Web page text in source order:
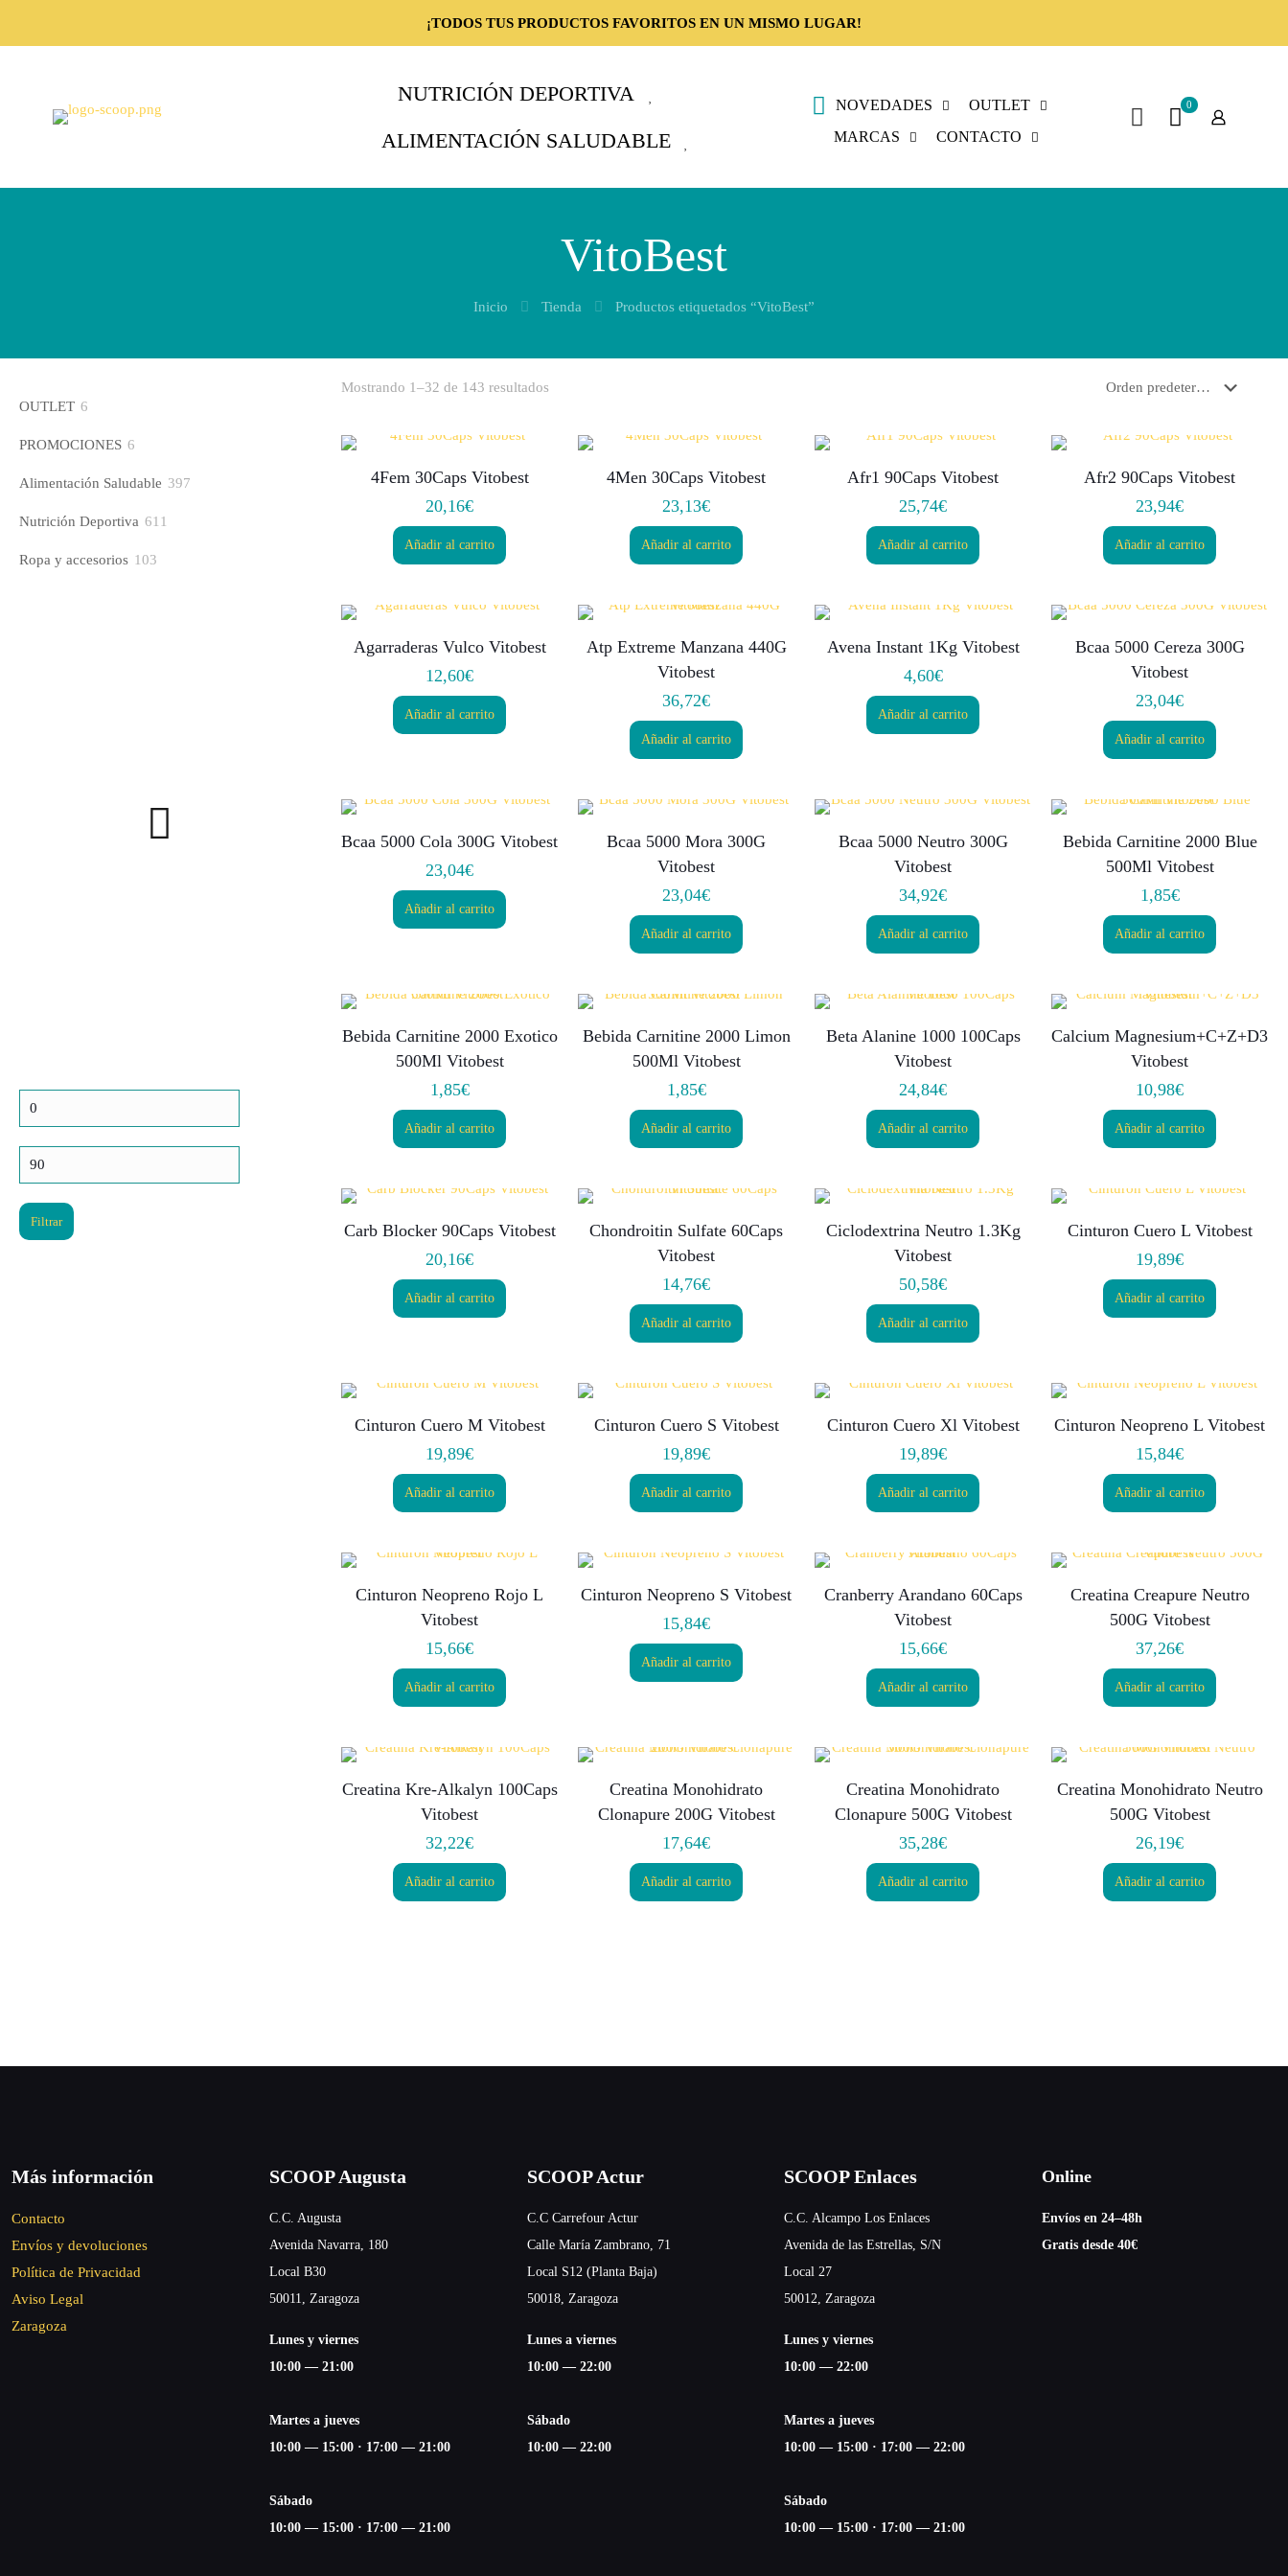
¡TODOS TUS PRODUCTOS FAVORITOS EN UN MISMO LUGAR!
NUTRICIÓN DEPORTIVA
ALIMENTACIÓN SALUDABLE
NOVEDADES
OUTLET
MARCAS
CONTACTO
0
VitoBest
Inicio Tienda Productos etiquetados “VitoBest”
Mostrando 1–32 de 143 resultados
4Fem 30Caps Vitobest
20,16€
Añadir al carrito
4Men 30Caps Vitobest
23,13€
Añadir al carrito
Afr1 90Caps Vitobest
25,74€
Añadir al carrito
Afr2 90Caps Vitobest
23,94€
Añadir al carrito
Agarraderas Vulco Vitobest
12,60€
Añadir al carrito
Atp Extreme Manzana 440G
Vitobest
36,72€
Añadir al carrito
Avena Instant 1Kg Vitobest
4,60€
Añadir al carrito
Bcaa 5000 Cereza 300G
Vitobest
23,04€
Añadir al carrito
Bcaa 5000 Cola 300G Vitobest
23,04€
Añadir al carrito
Bcaa 5000 Mora 300G
Vitobest
23,04€
Añadir al carrito
Bcaa 5000 Neutro 300G
Vitobest
34,92€
Añadir al carrito
Bebida Carnitine 2000 Blue
500Ml Vitobest
1,85€
Añadir al carrito
Bebida Carnitine 2000 Exotico
500Ml Vitobest
1,85€
Añadir al carrito
Bebida Carnitine 2000 Limon
500Ml Vitobest
1,85€
Añadir al carrito
Beta Alanine 1000 100Caps
Vitobest
24,84€
Añadir al carrito
Calcium Magnesium+C+Z+D3
Vitobest
10,98€
Añadir al carrito
Carb Blocker 90Caps Vitobest
20,16€
Añadir al carrito
Chondroitin Sulfate 60Caps
Vitobest
14,76€
Añadir al carrito
Ciclodextrina Neutro 1.3Kg
Vitobest
50,58€
Añadir al carrito
Cinturon Cuero L Vitobest
19,89€
Añadir al carrito
Cinturon Cuero M Vitobest
19,89€
Añadir al carrito
Cinturon Cuero S Vitobest
19,89€
Añadir al carrito
Cinturon Cuero Xl Vitobest
19,89€
Añadir al carrito
Cinturon Neopreno L Vitobest
15,84€
Añadir al carrito
Cinturon Neopreno Rojo L
Vitobest
15,66€
Añadir al carrito
Cinturon Neopreno S Vitobest
15,84€
Añadir al carrito
Cranberry Arandano 60Caps
Vitobest
15,66€
Añadir al carrito
Creatina Creapure Neutro
500G Vitobest
37,26€
Añadir al carrito
Creatina Kre-Alkalyn 100Caps
Vitobest
32,22€
Añadir al carrito
Creatina Monohidrato
Clonapure 200G Vitobest
17,64€
Añadir al carrito
Creatina Monohidrato
Clonapure 500G Vitobest
35,28€
Añadir al carrito
Creatina Monohidrato Neutro
500G Vitobest
26,19€
Añadir al carrito
OUTLET 6
PROMOCIONES 6
Alimentación Saludable 397
Nutrición Deportiva 611
Ropa y accesorios 103
Precio
mínimo
Precio
máximo
Filtrar
Más información
Contacto
Envíos y devoluciones
Política de Privacidad
Aviso Legal
Zaragoza
SCOOP Augusta
C.C. Augusta
Avenida Navarra, 180
Local B30
50011, Zaragoza
Lunes y viernes
10:00 — 21:00
Martes a jueves
10:00 — 15:00 · 17:00 — 21:00
Sábado
10:00 — 15:00 · 17:00 — 21:00
SCOOP Actur
C.C Carrefour Actur
Calle María Zambrano, 71
Local S12 (Planta Baja)
50018, Zaragoza
Lunes a viernes
10:00 — 22:00
Sábado
10:00 — 22:00
SCOOP Enlaces
C.C. Alcampo Los Enlaces
Avenida de las Estrellas, S/N
Local 27
50012, Zaragoza
Lunes y viernes
10:00 — 22:00
Martes a jueves
10:00 — 15:00 · 17:00 — 22:00
Sábado
10:00 — 15:00 · 17:00 — 21:00
Online
Envíos en 24–48h
Gratis desde 40€